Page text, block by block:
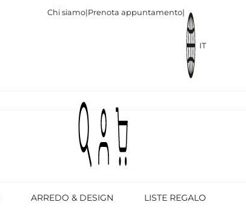
Chi siamo|Prenota appuntamento|
IT
ARREDO & DESIGN LISTE REGALO